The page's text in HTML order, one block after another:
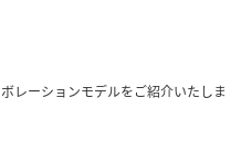
レーションモデルをご紹介いたしま